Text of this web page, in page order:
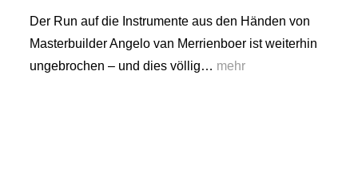
Der Run auf die Instrumente aus den Händen von
Masterbuilder Angelo van Merrienboer ist weiterhin
ungebrochen – und dies völlig… mehr